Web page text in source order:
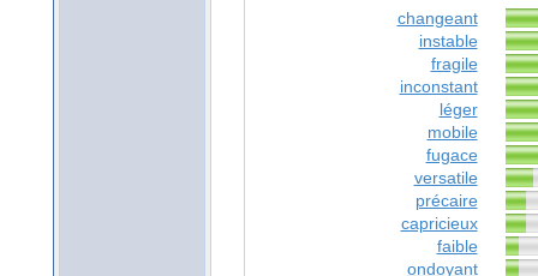
changeant
instable
fragile
inconstant
léger
mobile
fugace
versatile
précaire
capricieux
faible
ondoyant